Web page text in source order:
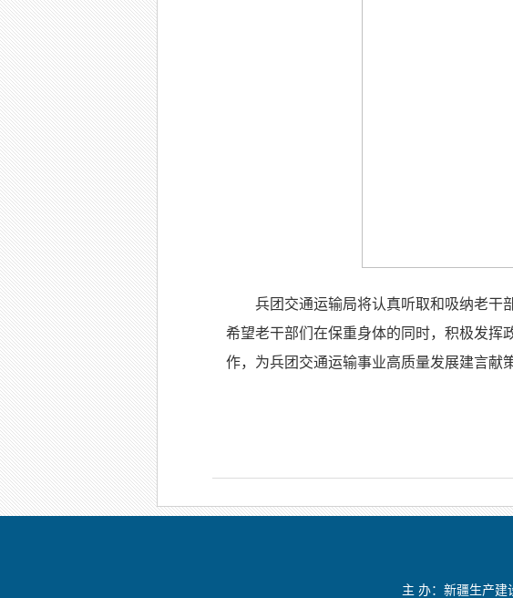
兵团交通运输局将认真听取和吸纳老干
希望老干部们在保重身体的同时，积极发挥
作，为兵团交通运输事业高质量发展建言献策
主 办：新疆生产建